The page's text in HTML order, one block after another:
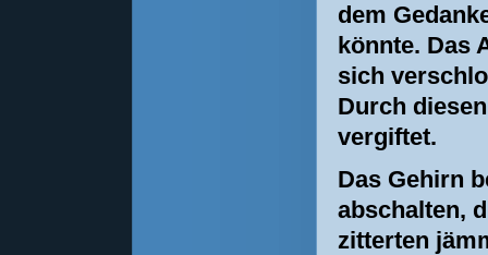
dem
könnte. Das
sich
Durch
vergiftet.
Das Gehirn
abschalten,
zitterten